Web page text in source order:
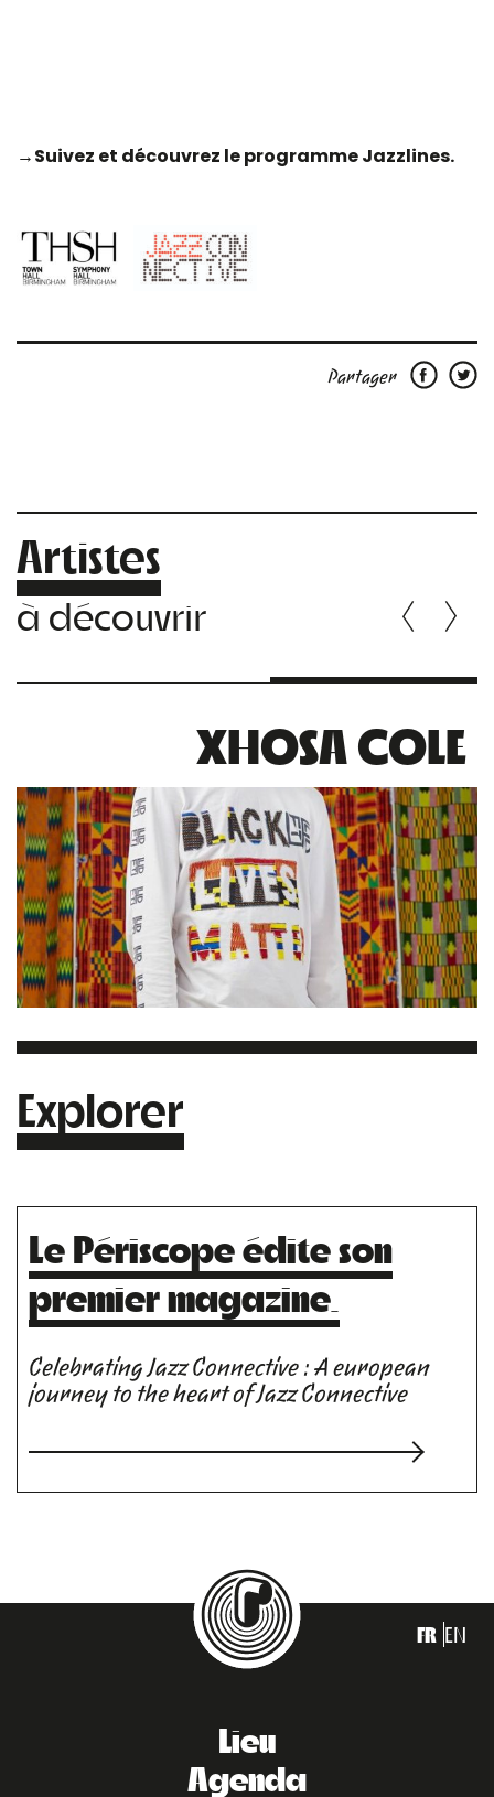
→Suivez et découvrez le programme Jazzlines.
Partager
Artistes
à découvrir
XHOSA COLE
Explorer
Le Périscope édite son
premier magazine.
Celebrating Jazz Connective : A european
journey to the heart of Jazz Connective
FR EN
Lieu
Agenda